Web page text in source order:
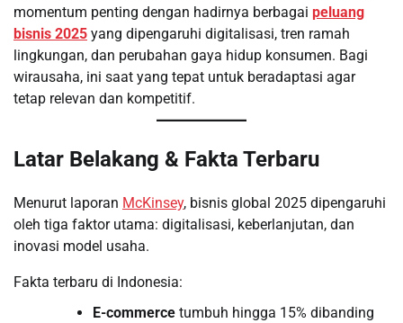
momentum penting dengan hadirnya berbagai peluang
bisnis 2025 yang dipengaruhi digitalisasi, tren ramah
lingkungan, dan perubahan gaya hidup konsumen. Bagi
wirausaha, ini saat yang tepat untuk beradaptasi agar
tetap relevan dan kompetitif.
Latar Belakang & Fakta Terbaru
Menurut laporan McKinsey, bisnis global 2025 dipengaruhi
oleh tiga faktor utama: digitalisasi, keberlanjutan, dan
inovasi model usaha.
Fakta terbaru di Indonesia:
E-commerce tumbuh hingga 15% dibanding